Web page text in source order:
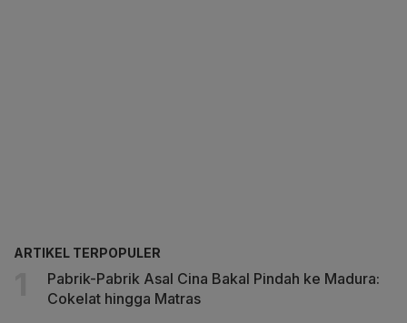
ARTIKEL TERPOPULER
Pabrik-Pabrik Asal Cina Bakal Pindah ke Madura:
Cokelat hingga Matras